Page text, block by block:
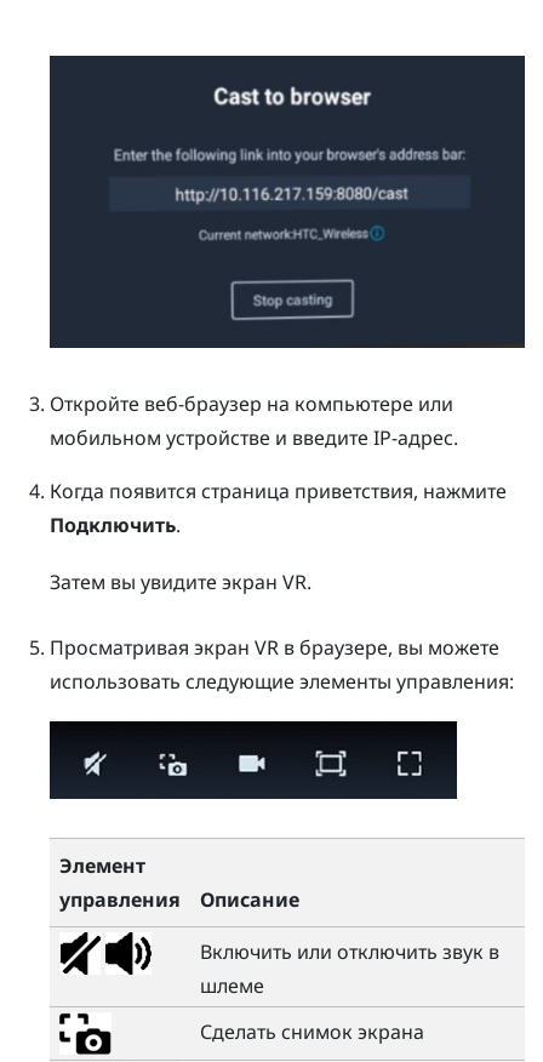
Откройте веб-браузер на компьютере или
мобильном устройстве и введите IP-адрес.
Когда появится страница приветствия, нажмите
Подключить.
Затем вы увидите экран VR.
Просматривая экран VR в браузере, вы можете
использовать следующие элементы управления:
Элемент
управления
Описание
Включить или отключить звук в
шлеме
Сделать снимок экрана